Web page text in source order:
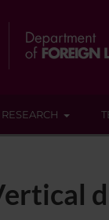
RESEARCH